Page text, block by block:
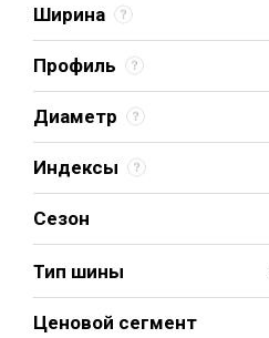
Ширина
Профиль
Диаметр
Индексы
Сезон
Тип шины
Ценовой сегмент